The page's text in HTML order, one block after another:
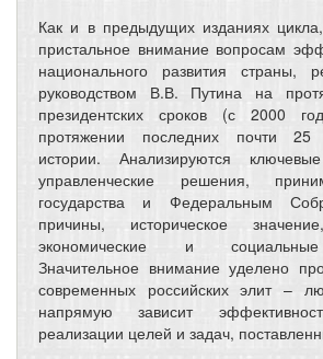
Как и в предыдущих изданиях
пристальное внимание вопросам
национального развития страны,
руководством В.В. Путина на
президентских сроков (с 2000
протяжении последних почти 25
истории. Анализируются
управленческие решения,
государства и Федеральным
причины, историческое
экономические и
Значительное внимание уделено
современных российских элит –
напрямую зависит
реализации целей и задач,